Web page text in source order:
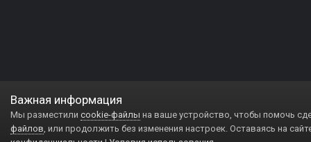
Важная информация
Мы разместили cookie-файлы на ваше устройство, чтобы помочь
файлов, или продолжить без изменения настроек. Оставаясь на